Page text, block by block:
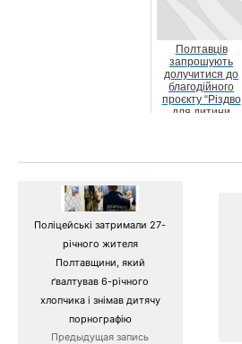
Полтавців
запрошують
долучитися до
благодійного
проєкту “Різдво
для дитини
Поліцейські затримали 27-
річного жителя
Полтавщини, який
ґвалтував 6-річного
хлопчика і знімав дитячу
порнографію
Предыдущая запись